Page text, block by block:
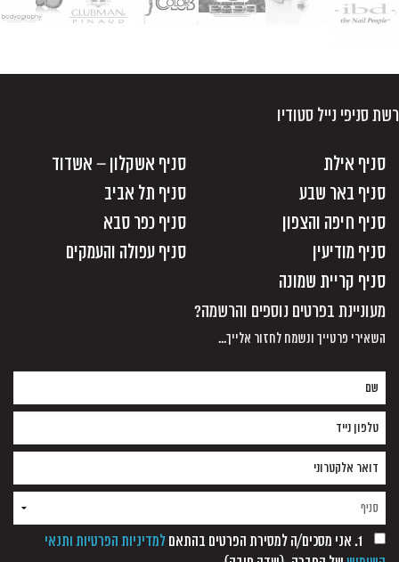
רשת סניפי נייל סטודיו
סניף אילת
סניף אשקלון – אשדוד
סניף באר שבע
סניף תל אביב
סניף חיפה והצפון
סניף כפר סבא
סניף מודיעין
סניף עפולה והעמקים
סניף קריית שמונה
מעוניינת בפרטים נוספים והרשמה?
השאירי פרטייך ונשמח לחזור אלייך...
1. אני מסכים/ה למסירת הפרטים בהתאם
למדיניות הפרטיות ותנאי